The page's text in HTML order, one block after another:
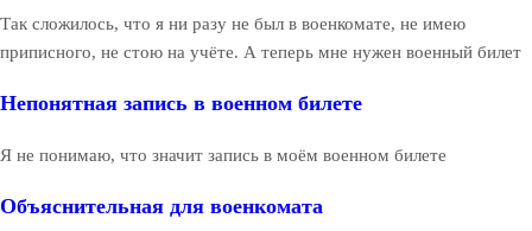
Так сложилось, что я ни разу не был в военкомате, не имею
приписного, не стою на учёте. А теперь мне нужен военный билет
Непонятная запись в военном билете
Я не понимаю, что значит запись в моём военном билете
Объяснительная для военкомата